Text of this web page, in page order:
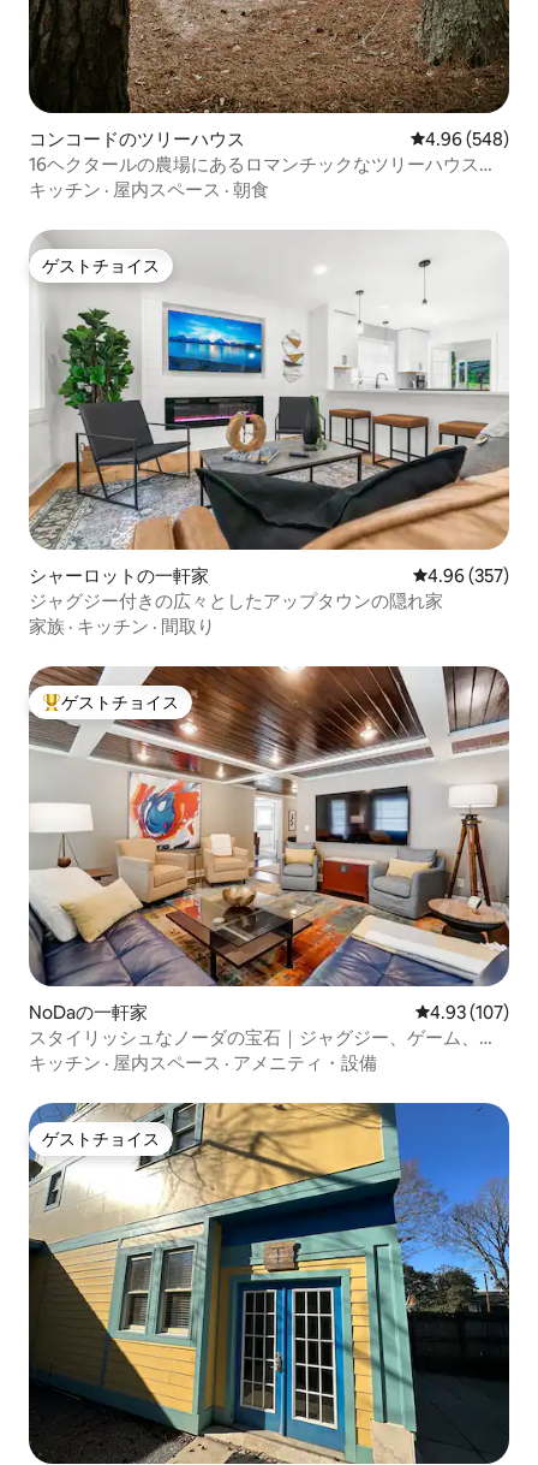
コンコードのツリーハウス レビュー548
4.96 (548)
16ヘクタールの農場にあるロマンチックなツリーハウス・
グランピング
キッチン · 屋内スペース · 朝食
ゲストチョイス
ゲストチョイス
シャーロットの一軒家 レビュー357
4.96 (357)
ジャグジー付きの広々としたアップタウンの隠れ家
家族 · キッチン · 間取り
大好評のゲストチョイスです。
ゲストチョイス
NoDaの一軒家 レビュー107
4.93 (107)
スタイリッシュなノーダの宝石｜ジャグジー、ゲーム、食
事まで徒歩圏内
キッチン · 屋内スペース · アメニティ・設備
ゲストチョイス
ゲストチョイス